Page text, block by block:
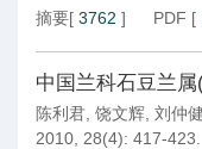
摘要[ 3762 ] PDF [
中国兰科石豆兰属
陈利君 饶文辉 刘仲健
2010, 28(4): 417-423.